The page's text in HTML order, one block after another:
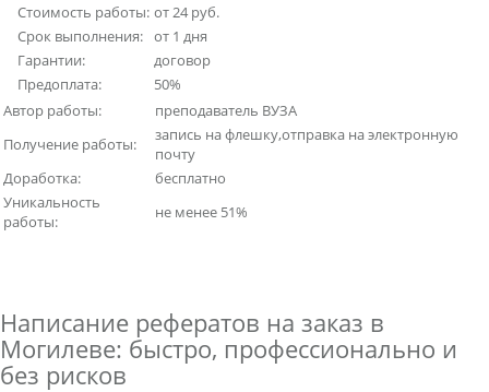
Стоимость работы: от 24 руб.
Срок выполнения: от 1 дня
Гарантии:
договор
Предоплата:
50%
Автор работы:
преподаватель ВУЗА
Получение работы:
запись на флешку,отправка на электронную
почту
Доработка:
бесплатно
Уникальность
работы:
не менее 51%
Написание рефератов на заказ в
Могилеве: быстро, профессионально и
без рисков